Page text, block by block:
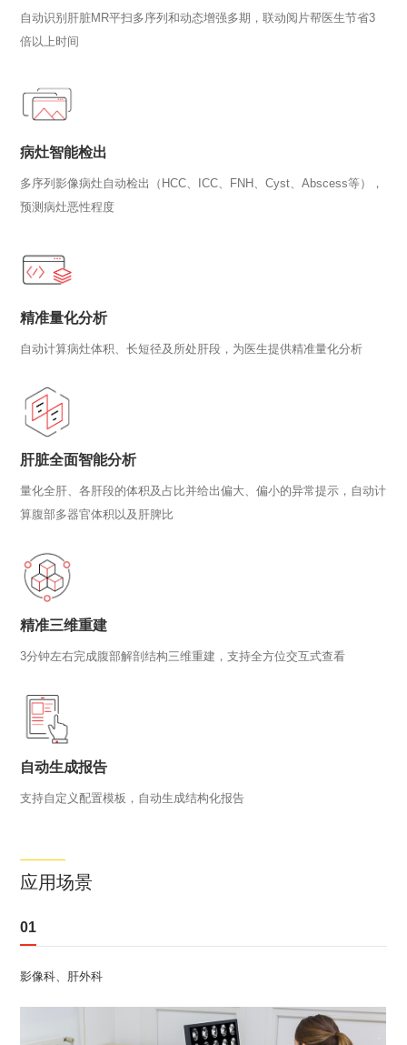
自动识别肝脏MR平扫多序列和动态增强多期，联动阅片帮医生节省3
倍以上时间
病灶智能检出
多序列影像病灶自动检出（HCC、ICC、FNH、Cyst、Abscess等），
预测病灶恶性程度
精准量化分析
自动计算病灶体积、长短径及所处肝段，为医生提供精准量化分析
肝脏全面智能分析
量化全肝、各肝段的体积及占比并给出偏大、偏小的异常提示，自动计
算腹部多器官体积以及肝脾比
精准三维重建
3分钟左右完成腹部解剖结构三维重建，支持全方位交互式查看
自动生成报告
支持自定义配置模板，自动生成结构化报告
应用场景
01
影像科、肝外科